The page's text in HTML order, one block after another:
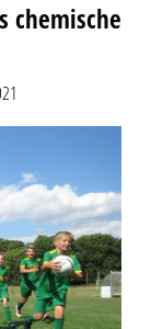
chemische